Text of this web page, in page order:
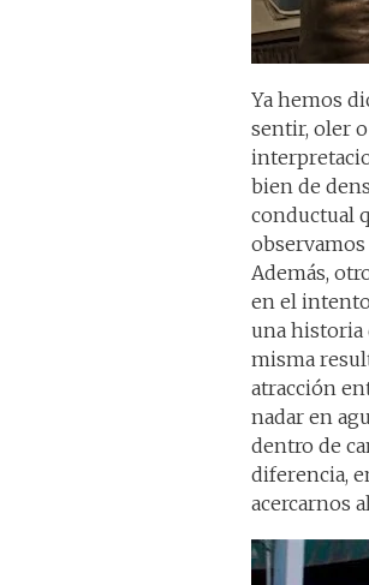
Ya hemos
sentir, oler
bien de
conductual
Además,
en el
una historia
misma
atracción
nadar en
dentro de
diferencia,
acercarnos